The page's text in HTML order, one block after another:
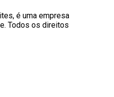
é uma empresa
Todos os direitos